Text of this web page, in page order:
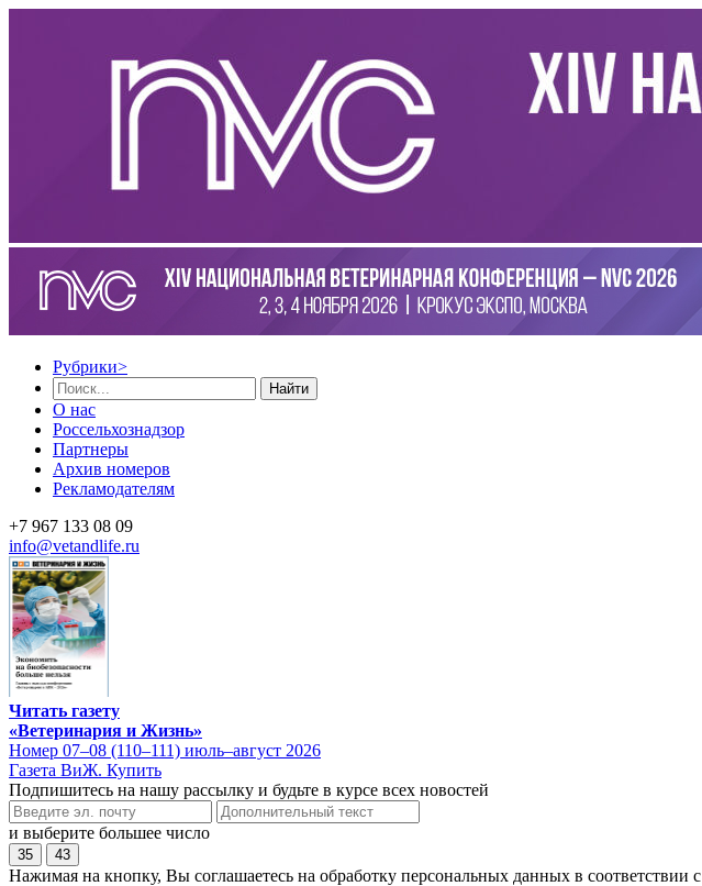
Рубрики>
Найти
О нас
Россельхознадзор
Партнеры
Архив номеров
Рекламодателям
+7 967 133 08 09
info@vetandlife.ru
Читать газету
«Ветеринария и Жизнь»
Номер 07–08 (110–111) июль–август 2026
Газета ВиЖ. Купить
Подпишитесь на нашу рассылку и будьте в курсе всех новостей
и выберите большее число
35 43
Нажимая на кнопку, Вы соглашаетесь на обработку персональных данных в соответствии с